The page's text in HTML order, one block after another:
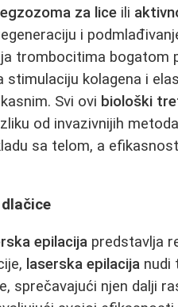
egzozoma za lice ili
i
trombocitima bogatom
kolagena i
Svi ovi biološki
od invazivnijih
sa telom, a
epilacija predstavlja
laserska epilacija nudi
sprečavajući njen dalji